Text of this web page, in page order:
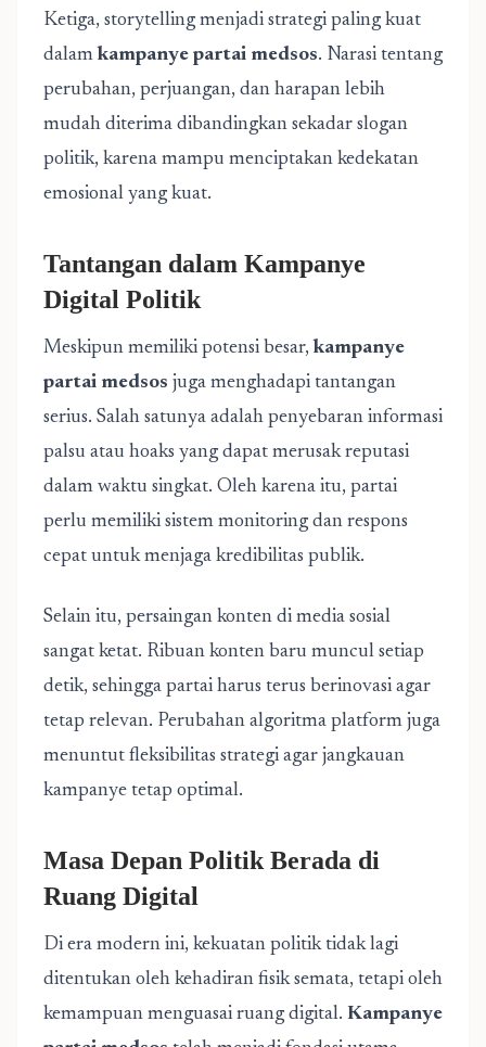
Ketiga, storytelling menjadi strategi paling kuat
dalam kampanye partai medsos. Narasi tentang
perubahan, perjuangan, dan harapan lebih
mudah diterima dibandingkan sekadar slogan
politik, karena mampu menciptakan kedekatan
emosional yang kuat.
Tantangan dalam Kampanye
Digital Politik
Meskipun memiliki potensi besar, kampanye
partai medsos juga menghadapi tantangan
serius. Salah satunya adalah penyebaran informasi
palsu atau hoaks yang dapat merusak reputasi
dalam waktu singkat. Oleh karena itu, partai
perlu memiliki sistem monitoring dan respons
cepat untuk menjaga kredibilitas publik.
Selain itu, persaingan konten di media sosial
sangat ketat. Ribuan konten baru muncul setiap
detik, sehingga partai harus terus berinovasi agar
tetap relevan. Perubahan algoritma platform juga
menuntut fleksibilitas strategi agar jangkauan
kampanye tetap optimal.
Masa Depan Politik Berada di
Ruang Digital
Di era modern ini, kekuatan politik tidak lagi
ditentukan oleh kehadiran fisik semata, tetapi oleh
kemampuan menguasai ruang digital. Kampanye